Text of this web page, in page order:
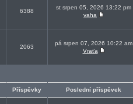
6388
st srpen 05, 2026 13:22 pm
vaha
2063
pá srpen 07, 2026 10:22 am
Vraťa
Příspěvky Poslední příspěvek